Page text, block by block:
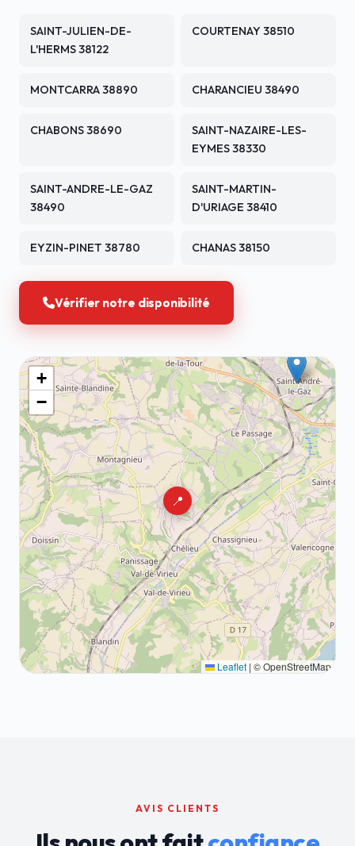
SAINT-JULIEN-DE-
L'HERMS 38122
COURTENAY 38510
MONTCARRA 38890 CHARANCIEU 38490
CHABONS 38690
SAINT-NAZAIRE-LES-
EYMES 38330
SAINT-ANDRE-LE-GAZ
38490
SAINT-MARTIN-
D'URIAGE 38410
EYZIN-PINET 38780 CHANAS 38150
Vérifier notre disponibilité
📍
+
−
Leaflet | © OpenStreetMap
AVIS CLIENTS